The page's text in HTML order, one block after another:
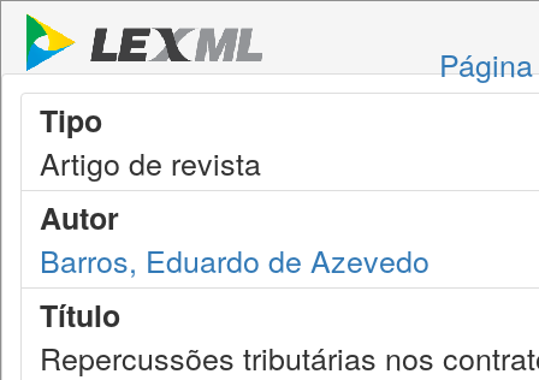
Tipo
Artigo de revista
Autor
Barros, Eduardo de Azevedo
Título
Repercussões tributárias nos